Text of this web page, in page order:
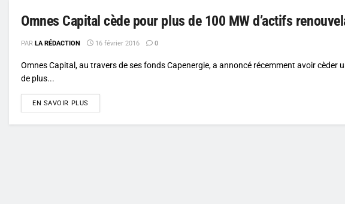
Omnes Capital cède pour plus de 100 MW d’actifs
PAR LA RÉDACTION 16 février 2016 0
Omnes Capital, au travers de ses fonds Capenergie, a annoncé récemment avoir cèder
de plus...
EN SAVOIR PLUS